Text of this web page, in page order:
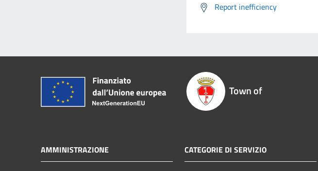
Report inefficiency
Town of
AMMINISTRAZIONE CATEGORIE DI SERVIZIO